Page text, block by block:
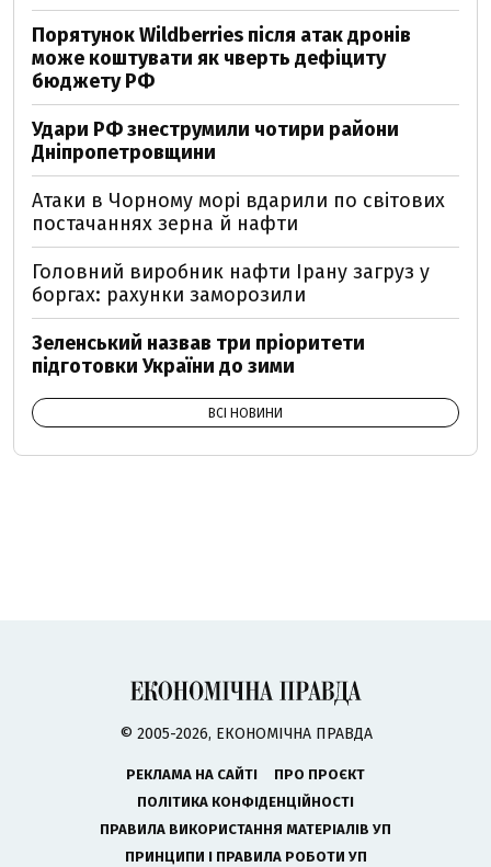
Порятунок Wildberries після атак дронів
може коштувати як чверть дефіциту
бюджету РФ
Удари РФ знеструмили чотири райони
Дніпропетровщини
Атаки в Чорному морі вдарили по світових
постачаннях зерна й нафти
Головний виробник нафти Ірану загруз у
боргах: рахунки заморозили
Зеленський назвав три пріоритети
підготовки України до зими
ВСІ НОВИНИ
© 2005-2026, ЕКОНОМІЧНА ПРАВДА
РЕКЛАМА НА САЙТІ
ПРО ПРОЄКТ
ПОЛІТИКА КОНФІДЕНЦІЙНОСТІ
ПРАВИЛА ВИКОРИСТАННЯ МАТЕРІАЛІВ УП
ПРИНЦИПИ І ПРАВИЛА РОБОТИ УП